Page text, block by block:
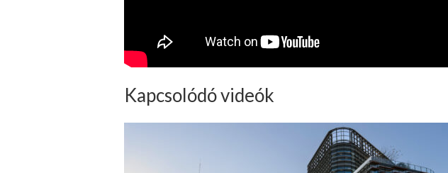
Kapcsolódó videók